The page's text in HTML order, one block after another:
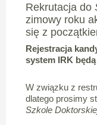
Rekrutacja do
zimowy roku
się z
Rejestracja
system IRK
W związku z
dlatego prosimy
Szkole